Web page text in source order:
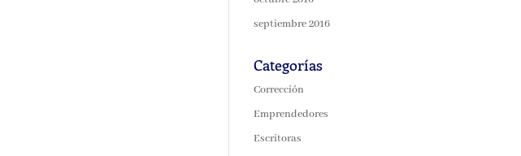
septiembre 2016
Categorías
Corrección
Emprendedores
Escritoras